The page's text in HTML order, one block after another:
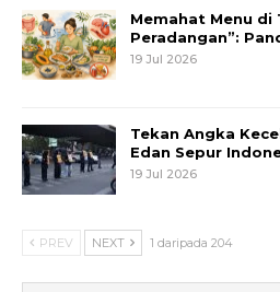
Memahat Menu di
Peradangan”:
19 Jul 2026
Tekan Angka
Edan Sepur
19 Jul 2026
PREV NEXT 1 daripada 204